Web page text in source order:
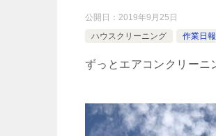
公開日： 2019年9月25日
ハウスクリーニング
作業日報
ずっとエアコンクリーニ